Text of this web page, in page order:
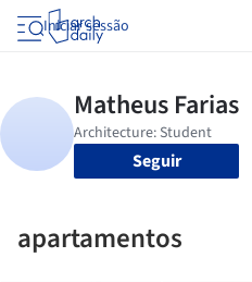
Iniciar sessão
Seguir
apartamentos